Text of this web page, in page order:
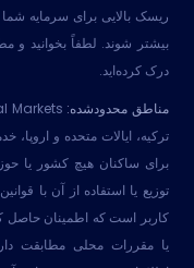
ریسک بالایی برای سرمایه شما
بیشتر شوند. لطفاً بخوانید
درک کرده‌اید.
مناطق محدودشده:
ترکیه، ایالات متحده و اروپا،
برای ساکنان هیچ کشور یا
توزیع یا استفاده از آن با
کاربر است که اطمینان حاصل